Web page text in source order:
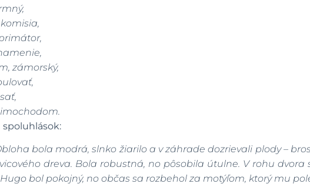
zámorský,
bola modrá, slnko žiarilo a v záhrade dozrievali plody –
dreva. Bola robustná, no pôsobila útulne. V rohu
bol pokojný, no občas sa rozbehol za motýľom, ktorý mu